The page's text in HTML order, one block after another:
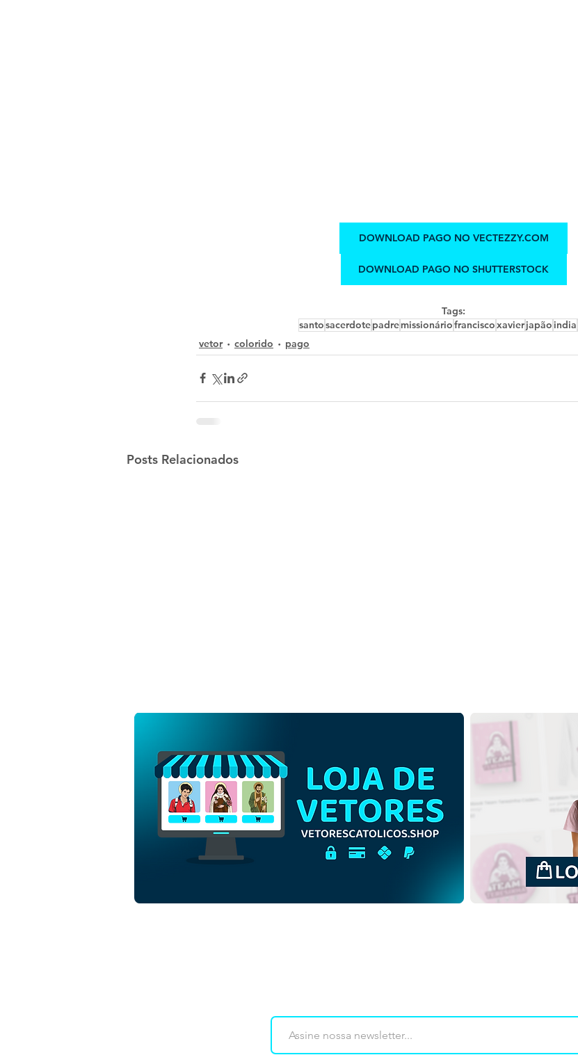
DOWNLOAD PAGO NO VECTEZZY.COM
DOWNLOAD PAGO NO SHUTTERSTOCK
Tags:
santosacerdotepadremissionáriofranciscoxavierjapão india
vetor
colorido pago
Posts Relacionados
São Francisco Xavier |
Download Grátis Vetor
Contorno Monocromático
São Francisco Xavier |
Download Grátis Ilustração
Contorno sem fundo em